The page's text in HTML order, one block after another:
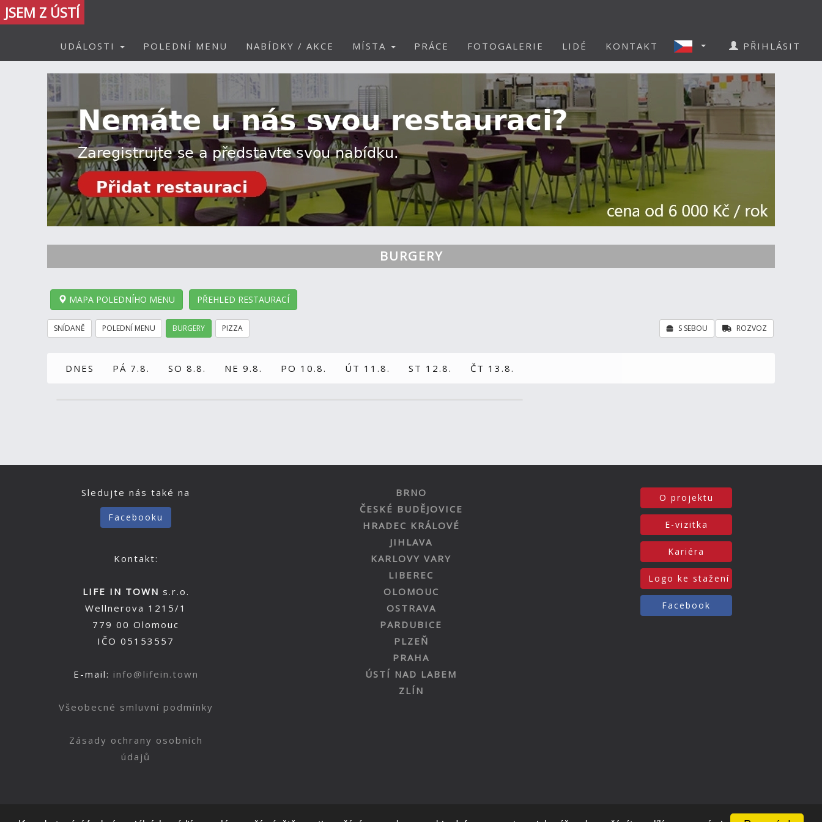
JSEM Z ÚSTÍ
UDÁLOSTI POLEDNÍ MENU NABÍDKY / AKCE MÍSTA PRÁCE FOTOGALERIE LIDÉ KONTAKT PŘIHLÁSIT
BURGERY
MAPA POLEDNÍHO MENU PŘEHLED RESTAURACÍ
SNÍDANĚ POLEDNÍ MENU BURGERY PIZZA ROZVOZ
S SEBOU
DNES PÁ 7.8. SO 8.8. NE 9.8. PO 10.8. ÚT 11.8. ST 12.8. ČT 13.8.
Sledujte nás také na
Facebooku
Kontakt:
LIFE IN TOWN s.r.o.
Wellnerova 1215/1
779 00 Olomouc
IČO 05153557
E-mail: info@lifein.town
Všeobecné smluvní podmínky
Zásady ochrany osobních
údajů
BRNO
ČESKÉ BUDĚJOVICE
HRADEC KRÁLOVÉ
JIHLAVA
KARLOVY VARY
LIBEREC
OLOMOUC
OSTRAVA
PARDUBICE
PLZEŇ
PRAHA
ÚSTÍ NAD LABEM
ZLÍN
O projektu
E-vizitka
Kariéra
Logo ke stažení
Facebook